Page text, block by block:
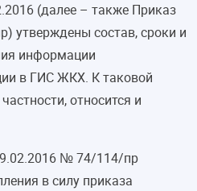
(далее – также Приказ
утверждены состав, сроки и
информации
в ГИС ЖКХ. К таковой
относится и
№ 74/114/пр
в силу приказа